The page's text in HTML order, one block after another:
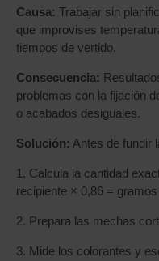
Causa: Trabajar sin
que improvises
tiempos de vertido.
Consecuencia:
problemas con la fijación
o acabados desiguales.
Solución: Antes de fundir
1. Calcula la cantidad
recipiente × 0,86 =
2. Prepara las mechas
3. Mide los colorantes y